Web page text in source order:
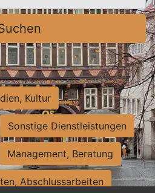
Kultur
Sonstige Dienstleistungen
Management, Beratung
Abschlussarbeiten